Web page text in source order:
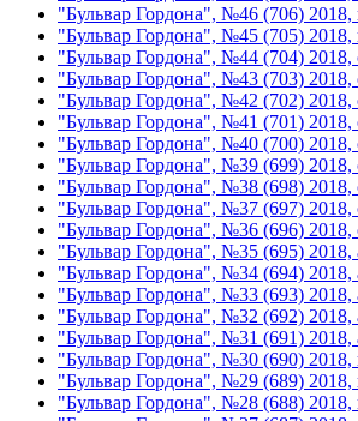
"Бульвар Гордона", №46 (706) 2018,
"Бульвар Гордона", №45 (705) 2018,
"Бульвар Гордона", №44 (704) 2018,
"Бульвар Гордона", №43 (703) 2018,
"Бульвар Гордона", №42 (702) 2018,
"Бульвар Гордона", №41 (701) 2018,
"Бульвар Гордона", №40 (700) 2018,
"Бульвар Гордона", №39 (699) 2018,
"Бульвар Гордона", №38 (698) 2018,
"Бульвар Гордона", №37 (697) 2018,
"Бульвар Гордона", №36 (696) 2018,
"Бульвар Гордона", №35 (695) 2018,
"Бульвар Гордона", №34 (694) 2018,
"Бульвар Гордона", №33 (693) 2018,
"Бульвар Гордона", №32 (692) 2018,
"Бульвар Гордона", №31 (691) 2018,
"Бульвар Гордона", №30 (690)
"Бульвар Гордона", №29 (689)
"Бульвар Гордона", №28 (688)